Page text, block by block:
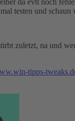
testen und schaun
zuletzt, na und
tipps-